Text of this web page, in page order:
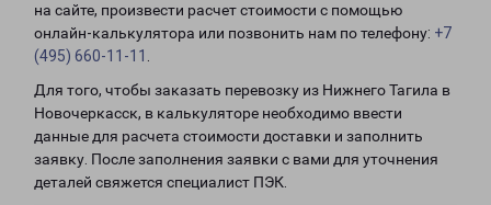
на сайте, произвести расчет стоимости с помощью
онлайн-калькулятора или позвонить нам по телефону: +7
(495) 660-11-11
Для того, чтобы заказать перевозку из Нижнего Тагила в
Новочеркасск, в калькуляторе необходимо ввести
данные для расчета стоимости доставки и заполнить
заявку. После заполнения заявки с вами для уточнения
деталей свяжется специалист ПЭК.